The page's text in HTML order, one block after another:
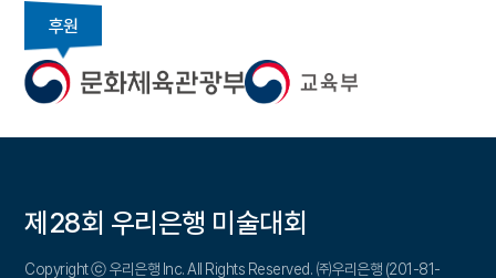
후원
제28회 우리은행 미술대회
Copyright ⓒ 우리은행 Inc. All Rights Reserved. ㈜우리은행 (201-81-